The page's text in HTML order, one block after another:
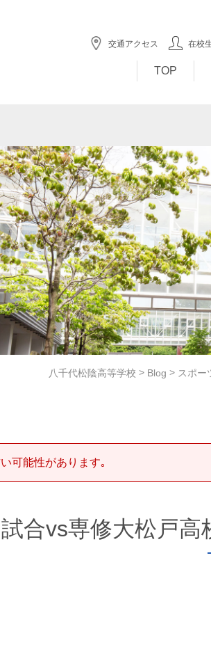
交通アクセス 在校
TOP
八千代松陰高等学校 > Blog > スポー
可能性があります｡
合vs専修大松戸高